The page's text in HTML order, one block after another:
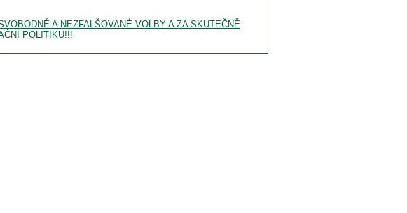
A NEZFALŠOVANÉ VOLBY A ZA SKUTEČNĚ
POLITIKU!!!